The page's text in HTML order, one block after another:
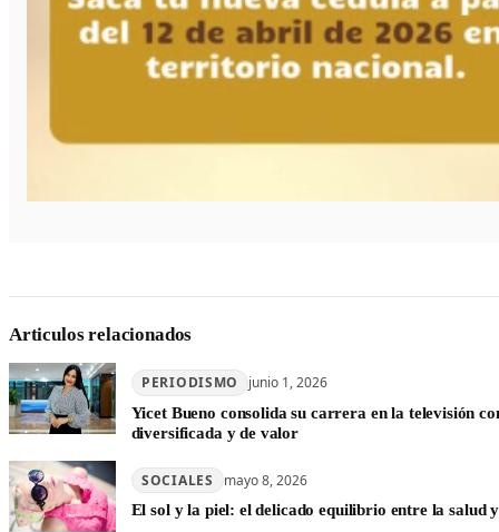
Articulos relacionados
PERIODISMO junio 1, 2026
Yicet Bueno consolida su carrera en la televisión
diversificada y de valor
SOCIALES mayo 8, 2026
El sol y la piel: el delicado equilibrio entre la salud